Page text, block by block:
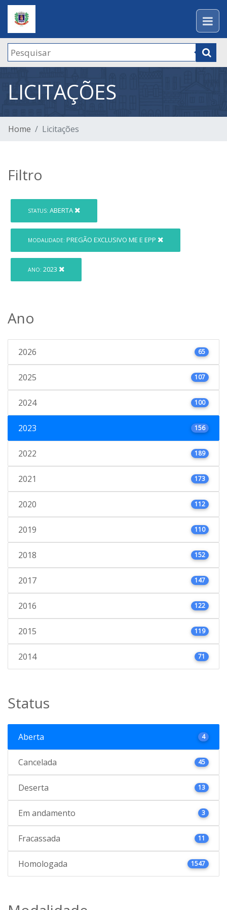
LICITAÇÕES
Home Licitações
Filtro
STATUS: ABERTA
MODALIDADE: PREGÃO EXCLUSIVO ME E EPP
ANO: 2023
Ano
2026 65
2025 107
2024 100
2023 156
2022 189
2021 173
2020 112
2019 110
2018 152
2017 147
2016 122
2015 119
2014 71
Status
Aberta 4
Cancelada 45
Deserta 13
Em andamento 3
Fracassada 11
Homologada 1547